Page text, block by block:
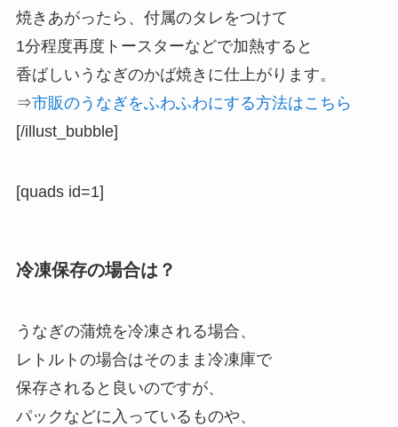
焼きあがったら、付属のタレをつけて
1分程度再度トースターなどで加熱すると
香ばしいうなぎのかば焼きに仕上がります。
⇒市販のうなぎをふわふわにする方法はこちら
[/illust_bubble]
[quads id=1]
冷凍保存の場合は？
うなぎの蒲焼を冷凍される場合、
レトルトの場合はそのまま冷凍庫で
保存されると良いのですが、
パックなどに入っているものや、